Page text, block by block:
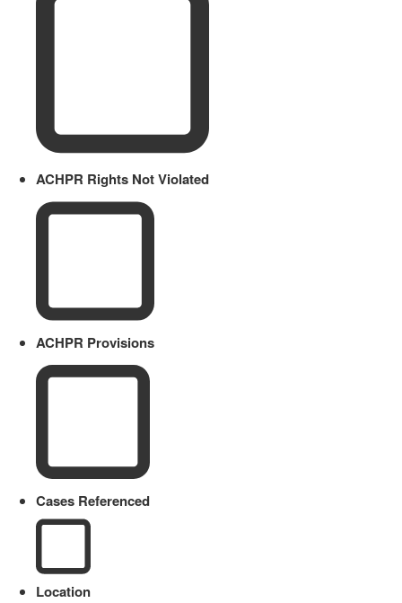
ACHPR Rights Not Violated
ACHPR Provisions
Cases Referenced
Location